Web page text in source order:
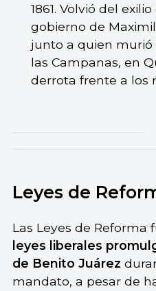
1861. Volvió del
gobierno de
junto a quien murió
las Campanas, en
derrota frente a los
Leyes de
Las Leyes de Reforma
leyes liberales
de Benito Juárez
mandato, a pesar de